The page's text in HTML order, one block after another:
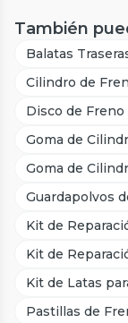
También
Balatas
Cilindro de
Disco de Freno
Goma de
Goma de
Guardapolvos
Kit de
Kit de
Kit de Latas
Pastillas de